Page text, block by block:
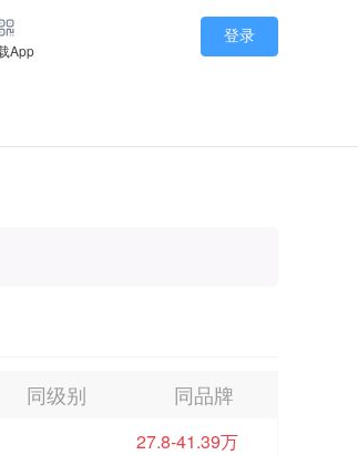
登录
App
同级别 同品牌
27.8-41.39万